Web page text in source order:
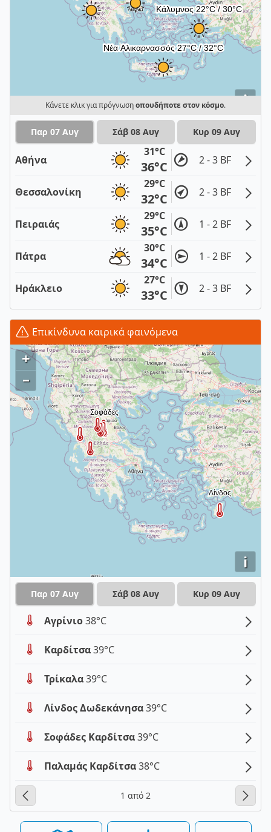
i
Κάνετε κλικ για πρόγνωσηοπουδήποτε στον κόσμο.
Παρ 07 Αυγ Σάβ 08 Αυγ Κυρ 09 Αυγ
Αθήνα
31°C
36°C 2 - 3 BF
Θεσσαλονίκη
29°C
32°C 2 - 3 BF
Πειραιάς
29°C
35°C 1 - 2 BF
Πάτρα
30°C
34°C 1 - 2 BF
Ηράκλειο
27°C
33°C 2 - 3 BF
Επικίνδυνα καιρικά φαινόμενα
i
+
–
Παρ 07 Αυγ Σάβ 08 Αυγ Κυρ 09 Αυγ
Αγρίνιο38°C
Καρδίτσα39°C
Τρίκαλα39°C
Λίνδος Δωδεκάνησα39°C
Σοφάδες Καρδίτσα39°C
Παλαμάς Καρδίτσα38°C
1 από 2